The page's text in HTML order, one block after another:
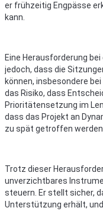
er frühzeitig Engpässe
kann.
Eine Herausforderung
jedoch, dass die
können, insbesondere
das Risiko, dass
Prioritätensetzung im
dass das Projekt an
zu spät getroffen werden.
Trotz dieser
unverzichtbares
steuern. Er stellt sicher,
Unterstützung erhält,